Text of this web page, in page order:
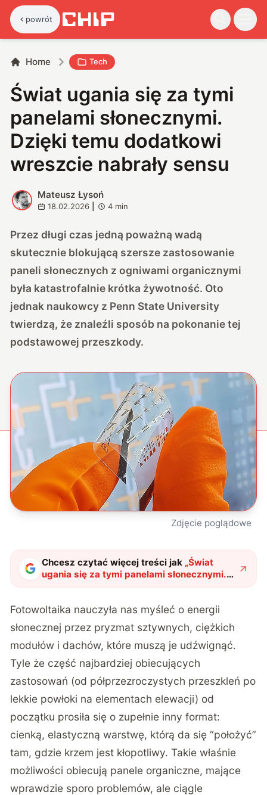
powrót
Home Tech
Świat ugania się za tymi
panelami słonecznymi.
Dzięki temu dodatkowi
wreszcie nabrały sensu
M
Mateusz Łysoń
18.02.2026 4 min
Przez długi czas jedną poważną wadą
skutecznie blokującą szersze zastosowanie
paneli słonecznych z ogniwami organicznymi
była katastrofalnie krótka żywotność. Oto
jednak naukowcy z Penn State University
twierdzą, że znaleźli sposób na pokonanie tej
podstawowej przeszkody.
Zdjęcie poglądowe
Chcesz czytać więcej treści jak „Świat
ugania się za tymi panelami słonecznymi.
Dzięki temu dodatkowi wreszcie nabrały
Fotowoltaika nauczyła nas myśleć o energii
słonecznej przez pryzmat sztywnych, ciężkich
modułów i dachów, które muszą je udźwignąć.
Tyle że część najbardziej obiecujących
zastosowań (od półprzezroczystych przeszkleń po
lekkie powłoki na elementach elewacji) od
początku prosiła się o zupełnie inny format:
cienką, elastyczną warstwę, którą da się “położyć”
tam, gdzie krzem jest kłopotliwy. Takie właśnie
możliwości obiecują panele organiczne, mające
wprawdzie sporo problemów, ale ciągle